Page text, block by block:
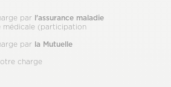
par
l'assurance maladie
médicale (participation
par la Mutuelle
charge